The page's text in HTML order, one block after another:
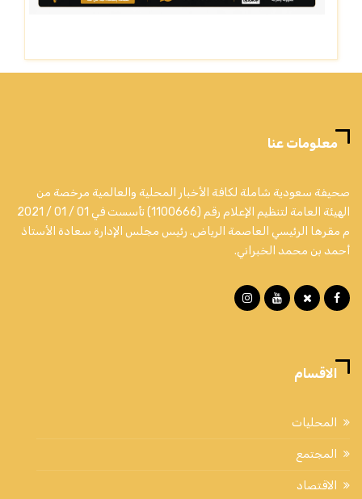
معلومات عنا
صحيفة سعودية شاملة لكافة الأخبار المحلية والعالمية مرخصة من
الهيئة العامة لتنظيم الإعلام رقم (1100666) تأسست في 01 / 01 / 2021
م مقرها الرئيسي العاصمة الرياض. رئيس مجلس الإدارة سعادة الأستاذ
أحمد بن محمد الخبراني.
الاقسام
المحليات
المجتمع
الاقتصاد